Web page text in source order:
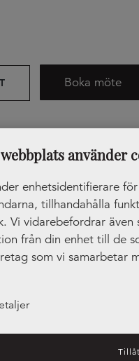
använder
enhetsidentifierare
tillhandahålla
Vi vidarebefordrar även
från din enhet till de
som vi samarbetar
med annan
Boka möte
- 15:00
- 15:00